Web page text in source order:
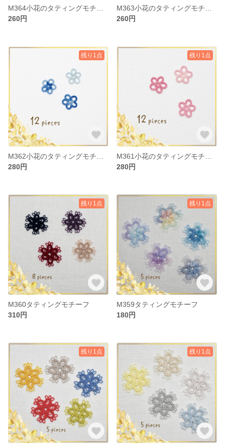
260円
260円
残り1点
280円
残り1点
280円
残り1点
M360タティングモチーフ
310円
残り1点
M359タティングモチーフ
180円
残り1点 残り1点